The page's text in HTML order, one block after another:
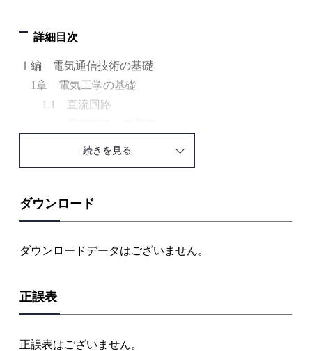
詳細目次
Ⅰ編 電気通信技術の基礎
1章 電気工学の基礎
1.1 直流回路
1.3 電気磁気（電流と磁気，単位）
1.6 トランジスタ
1.7 電子回路
2章 電気通信の基礎
2.2 変調方式
2.3 伝送方式
2.4 光伝送方式
続きを見る
ダウンロード
ダウンロードデータはございません。
正誤表
正誤表はございません。